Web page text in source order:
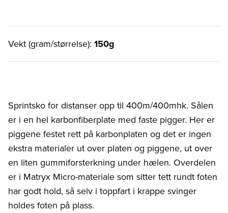
Vekt (gram/størrelse): 150g
Sprintsko for distanser opp til 400m/400mhk. Sålen
er i en hel karbonfiberplate med faste pigger. Her er
piggene festet rett på karbonplaten og det er ingen
ekstra materialer ut over platen og piggene, ut over
en liten gummiforsterkning under hælen. Overdelen
er i Matryx Micro-materiale som sitter tett rundt foten
har godt hold, så selv i toppfart i krappe svinger
holdes foten på plass.